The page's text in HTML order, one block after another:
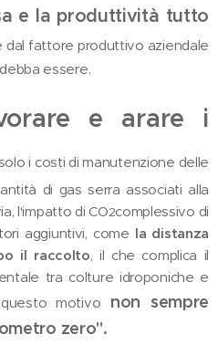
e la produttività tutto
dal fattore produttivo aziendale
essere.
e arare i
i costi di manutenzione delle
di gas serra associati alla
l'impatto di CO2complessivo di
aggiuntivi, come la distanza
il raccolto, il che complica il
tra colture idroponiche e
motivo
non sempre
zero".